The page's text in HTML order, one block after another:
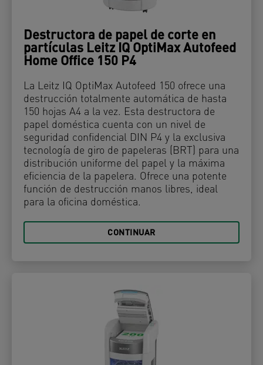
Destructora de papel de corte en
partículas Leitz IQ OptiMax Autofeed
Home Office 150 P4
La Leitz IQ OptiMax Autofeed 150 ofrece una
destrucción totalmente automática de hasta
150 hojas A4 a la vez. Esta destructora de
papel doméstica cuenta con un nivel de
seguridad confidencial DIN P4 y la exclusiva
tecnología de giro de papeleras (BRT) para una
distribución uniforme del papel y la máxima
eficiencia de la papelera. Ofrece una potente
función de destrucción manos libres, ideal
para la oficina doméstica.
CONTINUAR